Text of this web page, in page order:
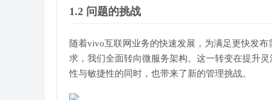
1.2 问题的挑战
随着vivo互联网业务的快速发展，为满足更快发布
求，我们全面转向微服务架构。这一转变在提升灵
性与敏捷性的同时，也带来了新的管理挑战。